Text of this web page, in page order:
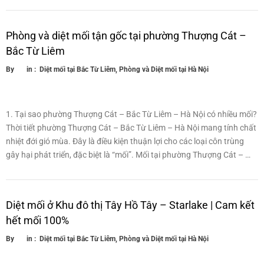
Phòng và diệt mối tận gốc tại phường Thượng Cát –
Bắc Từ Liêm
By in : Diệt mối tại Bắc Từ Liêm, Phòng và Diệt mối tại Hà Nội
1. Tại sao phường Thượng Cát – Bắc Từ Liêm – Hà Nội có nhiều mối?
Thời tiết phường Thượng Cát – Bắc Từ Liêm – Hà Nội mang tính chất
nhiệt đới gió mùa. Đây là điều kiện thuận lợi cho các loại côn trùng
gây hại phát triển, đặc biệt là “mối”. Mối tại phường Thượng Cát – …
Diệt mối ở Khu đô thị Tây Hồ Tây – Starlake | Cam kết
hết mối 100%
By in : Diệt mối tại Bắc Từ Liêm, Phòng và Diệt mối tại Hà Nội